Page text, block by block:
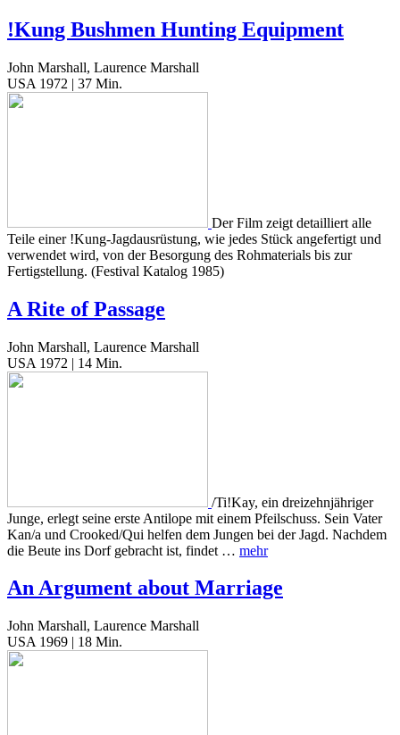
!Kung Bushmen Hunting Equipment
John Marshall, Laurence Marshall
USA 1972 | 37 Min.
Der Film zeigt detailliert alle
Teile einer !Kung-Jagdausrüstung, wie jedes Stück angefertigt und
verwendet wird, von der Besorgung des Rohmaterials bis zur
Fertigstellung. (Festival Katalog 1985)
A Rite of Passage
John Marshall, Laurence Marshall
USA 1972 | 14 Min.
/Ti!Kay, ein dreizehnjähriger
Junge, erlegt seine erste Antilope mit einem Pfeilschuss. Sein Vater
Kan/a und Crooked/Qui helfen dem Jungen bei der Jagd. Nachdem
die Beute ins Dorf gebracht ist, findet … mehr
An Argument about Marriage
John Marshall, Laurence Marshall
USA 1969 | 18 Min.